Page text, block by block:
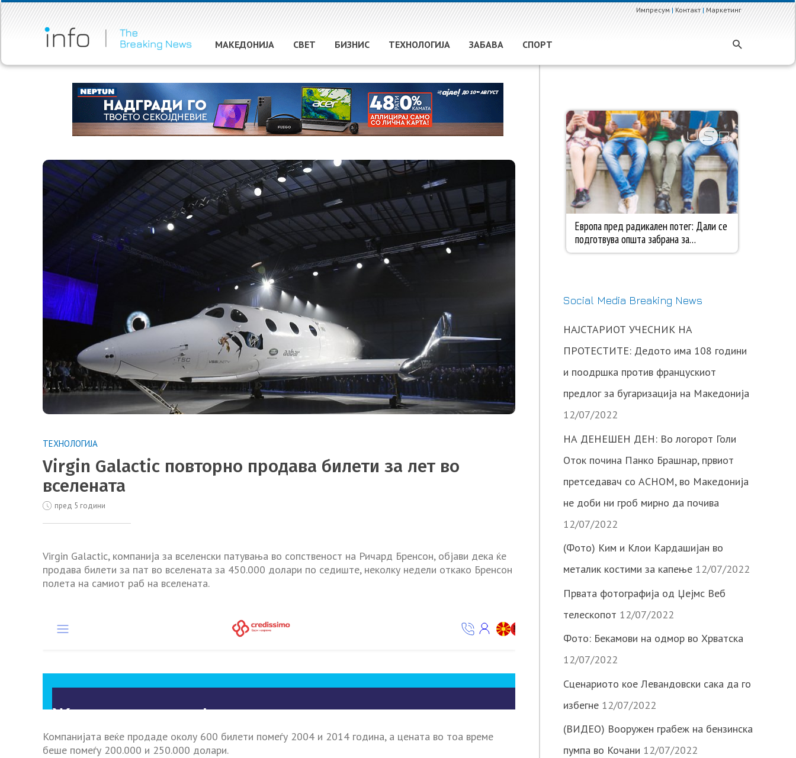
Импресум|Контакт|Маркетинг
МАКЕДОНИЈА СВЕТ БИЗНИС ТЕХНОЛОГИЈА ЗАБАВА СПОРТ
ТЕХНОЛОГИЈА
Virgin Galactic повторно продава билети за лет во
вселената
пред 5 години
Virgin Galactic, компанија за вселенски патувања во сопственост на Ричард Бренсон, објави дека ќе
продава билети за пат во вселената за 450.000 долари по седиште, неколку недели откако Бренсон
полета на самиот раб на вселената.
Компанијата веќе продаде околу 600 билети помеѓу 2004 и 2014 година, а цената во тоа време
беше помеѓу 200.000 и 250.000 долари.
Social Media Breaking News
НАЈСТАРИОТ УЧЕСНИК НА
ПРОТЕСТИТЕ: Дедото има 108 години
и поодршка против францускиот
предлог за бугаризација на Македонија
12/07/2022
НА ДЕНЕШЕН ДЕН: Во логорот Голи
Оток почина Панко Брашнар, првиот
претседавач со АСНОМ, во Македонија
не доби ни гроб мирно да почива
12/07/2022
(Фото) Ким и Клои Кардашијан во
металик костими за капење 12/07/2022
Првата фотографија од Џејмс Веб
телескопот 12/07/2022
Фото: Бекамови на одмор во Хрватска
12/07/2022
Сценариото кое Левандовски сака да го
избегне 12/07/2022
(ВИДЕО) Вооружен грабеж на бензинска
пумпа во Кочани 12/07/2022